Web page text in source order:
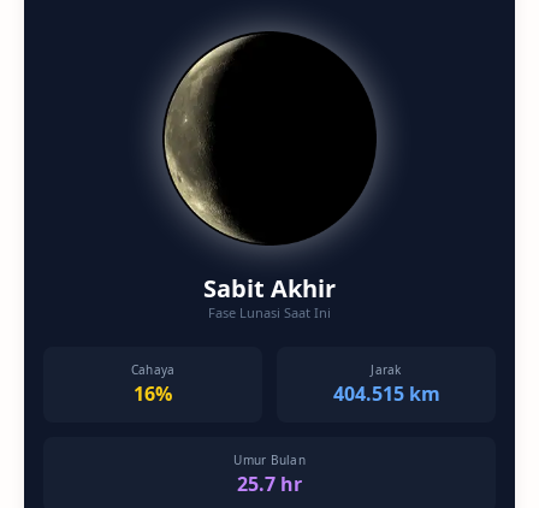
Sabit Akhir
Fase Lunasi Saat Ini
Cahaya
16%
Jarak
404.515 km
Umur Bulan
25.7 hr